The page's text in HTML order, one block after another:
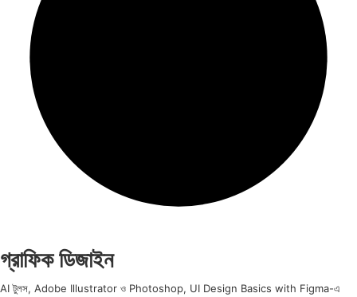
গ্রাফিক ডিজাইন
AI টুলস, Adobe Illustrator ও Photoshop, UI Design Basics with Figma-এ